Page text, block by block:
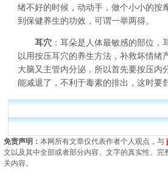
绪不好的时候，动动手，做个小小的按
到保健养生的功效，可谓一举两得。
耳穴 ：耳朵是人体最敏感的部位
以用按压耳穴的养生方法，补救坏情
大脑又主管内分泌，所以首先要按压内
能减退了，不利于毒素的排出，这时要
免责声明： 本网所有文章仅代表作者个人观点，与
文以及其中全部或者部分内容、文字的真实性、
关内容。